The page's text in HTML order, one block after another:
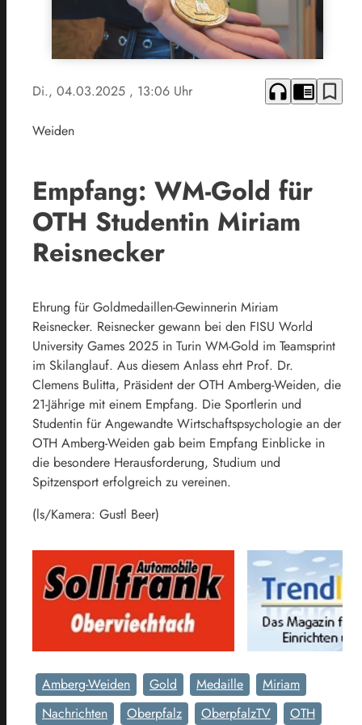
Di., 04.03.2025 , 13:06 Uhr headphones chrome_reader_mode bookmark_border
Weiden
Empfang: WM-Gold für
OTH Studentin Miriam
Reisnecker
Ehrung für Goldmedaillen-Gewinnerin Miriam
Reisnecker. Reisnecker gewann bei den FISU World
University Games 2025 in Turin WM-Gold im Teamsprint
im Skilanglauf. Aus diesem Anlass ehrt Prof. Dr.
Clemens Bulitta, Präsident der OTH Amberg-Weiden, die
21-Jährige mit einem Empfang. Die Sportlerin und
Studentin für Angewandte Wirtschaftspsychologie an der
OTH Amberg-Weiden gab beim Empfang Einblicke in
die besondere Herausforderung, Studium und
Spitzensport erfolgreich zu vereinen.
(ls/Kamera: Gustl Beer)
Amberg-Weiden Gold Medaille
Miriam
Nachrichten
Oberpfalz OberpfalzTV
OTH